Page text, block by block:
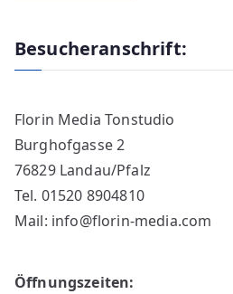
Besucheranschrift:
Florin Media Tonstudio
Burghofgasse 2
76829 Landau/Pfalz
Tel. 01520 8904810
Mail: info@florin-media.com
Öffnungszeiten: